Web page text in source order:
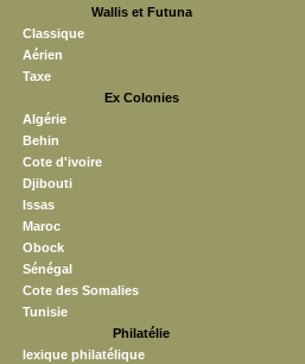
Wallis et Futuna
Classique
Aérien
Taxe
Ex Colonies
Algérie
Behin
Cote d'ivoire
Djibouti
Issas
Maroc
Obock
Sénégal
Cote des Somalies
Tunisie
Philatélie
lexique philatélique